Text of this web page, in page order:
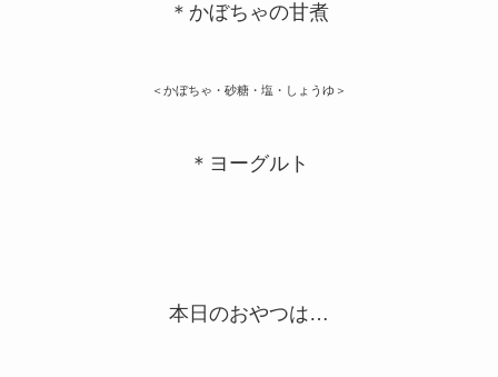
＊かぼちゃの甘煮
＜かぼちゃ・砂糖・塩・しょうゆ＞
＊ヨーグルト
本日のおやつは…